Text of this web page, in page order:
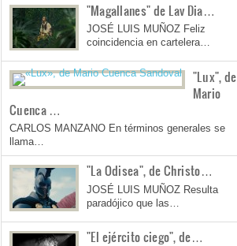
"Magallanes" de Lav Dia…
JOSÉ LUIS MUÑOZ Feliz
coincidencia en cartelera…
"Lux", de
Mario
Cuenca …
CARLOS MANZANO En términos generales se
llama…
"La Odisea", de Christo…
JOSÉ LUIS MUÑOZ Resulta
paradójico que las…
"El ejército ciego", de…